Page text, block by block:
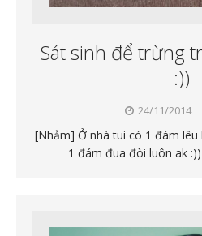
Sát sinh để trừng
:))
24/11/2014
[Nhảm] Ở nhà tui có 1 đám
1 đám đua đòi luôn ak